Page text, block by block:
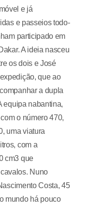
e já
e passeios todo-
participado em
A ideia nasceu
os dois e José
que ao
a dupla
equipa nabantina,
o número 470,
uma viatura
com a
cm3 que
Nuno
Costa, 45
mundo há pouco